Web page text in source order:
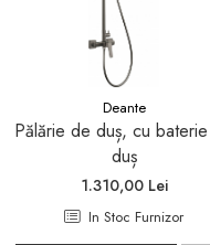
Cosuri de gunoi
Sifoane, racorduri si
Accesorii diverse
Deante
Pălărie de duș, cu
duș
1.310,00 Lei
In Stoc Furnizor